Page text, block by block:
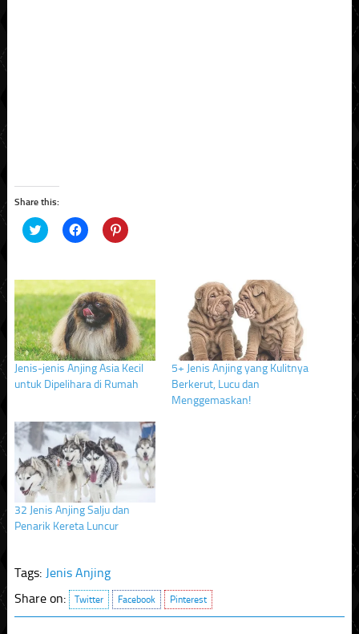
Share this:
Click
to
(Opens
in
new
window)
Click
to
(Opens
in
new
window)
Click
to
(Opens
in
new
window)
Jenis-jenis Anjing Asia Kecil
untuk Dipelihara di Rumah
5+ Jenis Anjing yang Kulitnya
Berkerut, Lucu dan
Menggemaskan!
32 Jenis Anjing Salju dan
Penarik Kereta Luncur
Tags: Jenis Anjing
Share on:
Twitter Facebook Pinterest